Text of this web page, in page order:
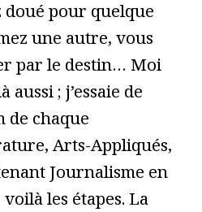
doué pour quelque
une autre, vous
par le destin… Moi
aussi ; j’essaie de
de chaque
Arts-Appliqués,
Journalisme en
les étapes. La